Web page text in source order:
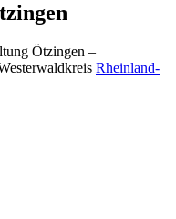
Ötzingen –
Rheinland-